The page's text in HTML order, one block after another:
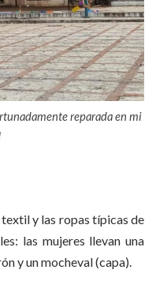
reparada en mi
y las ropas típicas de
las mujeres llevan una
y un mocheval (capa).